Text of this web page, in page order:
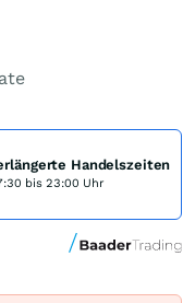
Handelszeiten
bis 23:00 Uhr